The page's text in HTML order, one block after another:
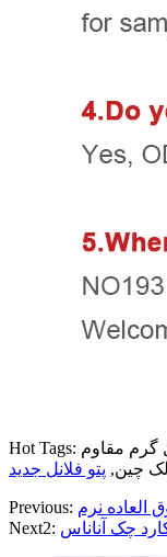
Hot Tags: پتو فلانل گرم مقاوم در برابر لکه، پتو فلانل گرم مقاوم
لک چین, پتو فلانل جدید
Previous: العاده نرم
Next2: چک آناناس